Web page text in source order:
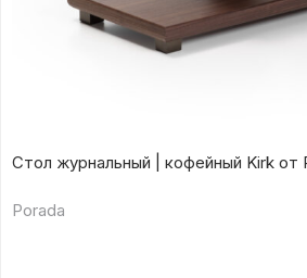
Стол журнальный | кофейный Kirk от
Porada